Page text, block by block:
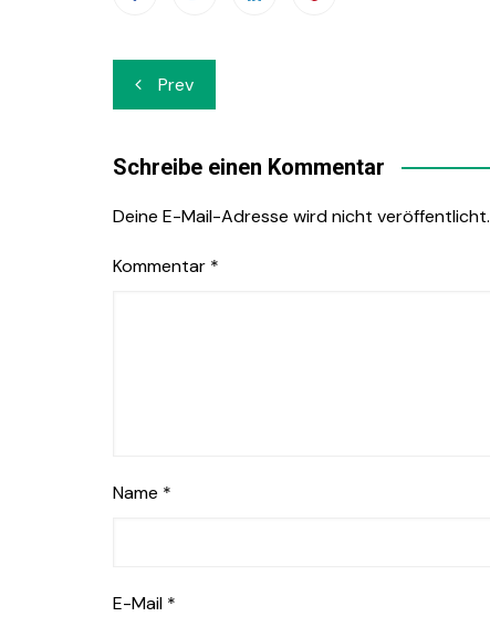
Beitrags-
Navigation
Prev
Schreibe einen Kommentar
Deine E-Mail-Adresse wird nicht veröffentlicht.
Kommentar *
Name *
E-Mail *